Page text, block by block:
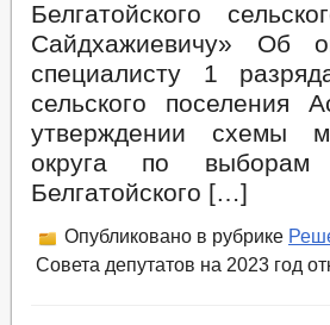
Белгатойского
Сайдхажиевичу» Об
специалисту 1
сельского поселения
утверждении схемы
округа по выборам
Белгатойского […]
Опубликовано в рубрике
Совета депутатов на 2023 год